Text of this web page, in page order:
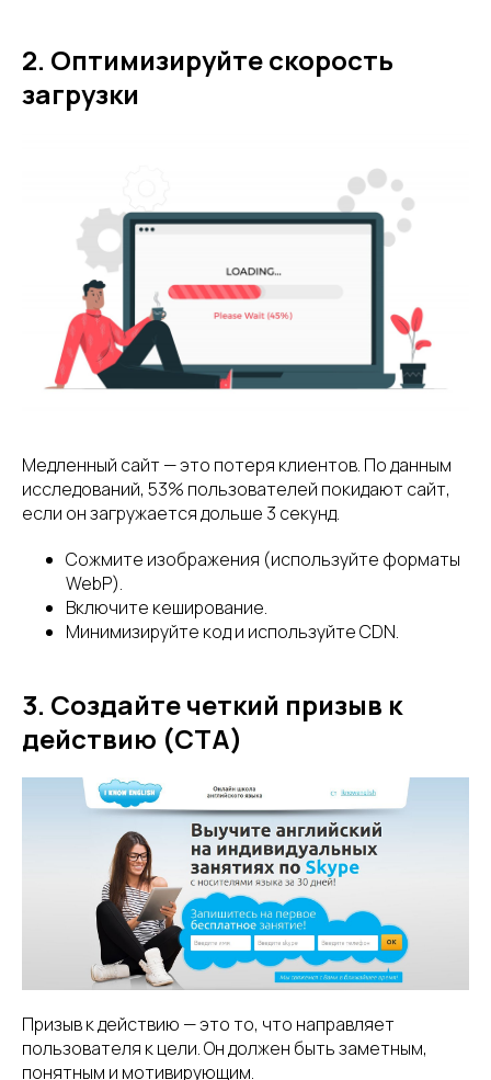
2. Оптимизируйте скорость
загрузки
Медленный сайт — это потеря клиентов. По данным
исследований, 53% пользователей покидают сайт,
если он загружается дольше 3 секунд.
Сожмите изображения (используйте форматы
WebP).
Включите кеширование.
Минимизируйте код и используйте CDN.
3. Создайте четкий призыв к
действию (CTA)
Призыв к действию — это то, что направляет
пользователя к цели. Он должен быть заметным,
понятным и мотивирующим.